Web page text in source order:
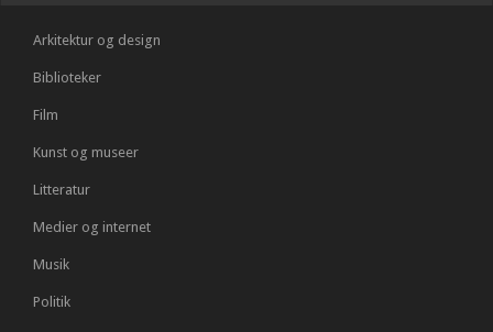
Arkitektur og design
Biblioteker
Film
Kunst og museer
Litteratur
Medier og internet
Musik
Politik